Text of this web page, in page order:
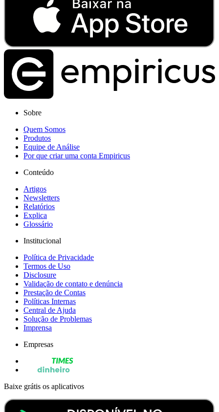
Sobre
Quem Somos
Produtos
Equipe de Análise
Por que criar uma conta Empiricus
Conteúdo
Artigos
Newsletters
Relatórios
Explica
Glossário
Institucional
Política de Privacidade
Termos de Uso
Disclosure
Validação de contato e denúncia
Prestação de Contas
Políticas Internas
Central de Ajuda
Solução de Problemas
Imprensa
Empresas
Baixe grátis os aplicativos